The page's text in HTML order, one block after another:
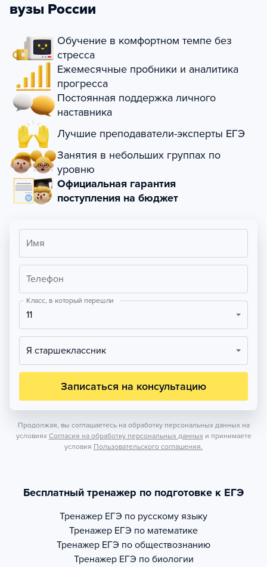
вузы России
Обучение в комфортном темпе без
стресса
Ежемесячные пробники и аналитика
прогресса
Постоянная поддержка личного
наставника
Лучшие преподаватели-эксперты ЕГЭ
Занятия в небольших группах по
уровню
Официальная гарантия
поступления на бюджет
Имя
Телефон
Класс, в который перешли
11
Я старшеклассник
Записаться на консультацию
Продолжая, вы соглашаетесь на обработку персональных данных на
условиях Согласия на обработку персональных данных и принимаете
условия Пользовательского соглашения.
Бесплатный тренажер по подготовке к ЕГЭ
Тренажер ЕГЭ по русскому языку
Тренажер ЕГЭ по математике
Тренажер ЕГЭ по обществознанию
Тренажер ЕГЭ по биологии